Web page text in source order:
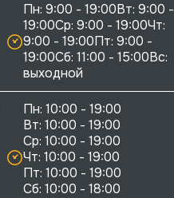
Пн: 9:00 - 19:00Вт: 9:00 -
19:00Ср: 9:00 - 19:00Чт:
9:00 - 19:00Пт: 9:00 -
19:00Сб: 11:00 - 15:00Вс:
выходной
Пн: 10:00 - 19:00
Вт: 10:00 - 19:00
Ср: 10:00 - 19:00
Чт: 10:00 - 19:00
Пт: 10:00 - 19:00
Сб: 10:00 - 18:00